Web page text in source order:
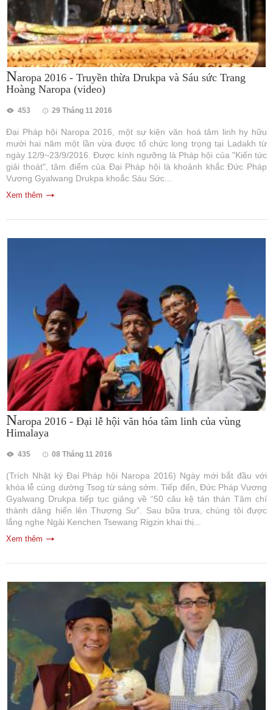
Naropa 2016 - Truyền thừa Drukpa và Sáu sức Trang
Hoàng Naropa (video)
453 29 Tháng 11 2016
Đại Pháp hội Naropa 2016, một sự kiện văn hoá tâm linh hy hữu
mười hai năm một lần vừa được tổ chức long trọng tại Ladakh từ
ngày 12/9~23/9/2016. Được kính ngưỡng là Pháp hội của "Kiến tức
giải thoát", tâm điểm của Đại Pháp hội là khoảnh khắc Đức Pháp
Vương Gyalwang Drukpa khoắc Sáu Sức...
Xem thêm
Naropa 2016 - Đại lễ hội văn hóa tâm linh của vùng
Himalaya
435 08 Tháng 11 2016
(Trích Nhật ký Đại Pháp hội Naropa 2016) Ngày mới bắt đầu với
khóa lễ cúng dường Tsog từ sáng sớm. Tiếp đến, Đức Pháp Vương
Gyalwang Drukpa tiếp tục giảng về “50 câu kệ tán thán Tâm chí
thành dâng hiến lên Thượng Sư”. Sau bữa trưa, chúng tôi được
lắng nghe Ngài Kenchen Tsewang Rigzin khai thị...
Xem thêm